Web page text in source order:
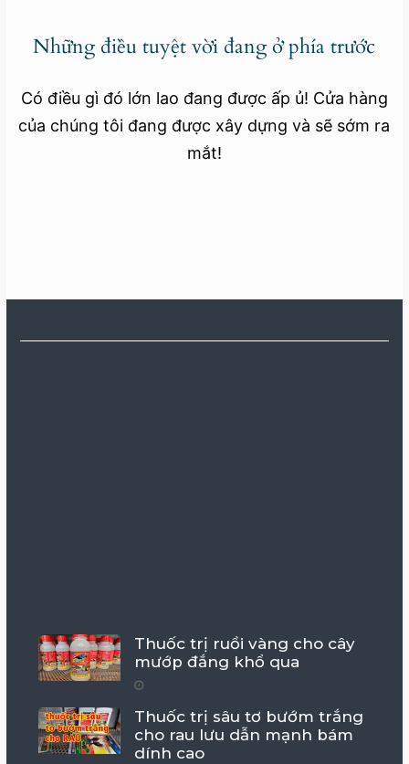
Những điều tuyệt vời đang ở phía trước
Có điều gì đó lớn lao đang được ấp ủ! Cửa hàng
của chúng tôi đang được xây dựng và sẽ sớm ra
mắt!
Thuốc trị ruồi vàng cho cây
mướp đắng khổ qua
Thuốc trị sâu tơ bướm trắng
cho rau lưu dẫn mạnh bám
dính cao